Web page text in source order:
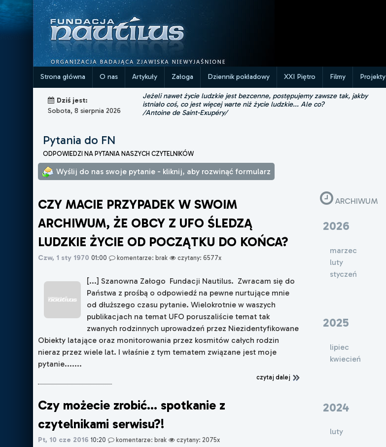
Strona główna O nas Artykuły Załoga Dziennik pokładowy XXI Piętro Filmy Projekty
Dziś jest:
Sobota, 8 sierpnia 2026
Jeżeli nawet życie ludzkie jest bezcenne, postępujemy zawsze tak, jakby
istniało coś, co jest więcej warte niż życie ludzkie... Ale co?
/Antoine de Saint-Exupéry/
Pytania do FN
ODPOWIEDZI NA PYTANIA NASZYCH CZYTELNIKÓW
Wyślij do nas swoje pytanie - kliknij, aby rozwinąć formularz
CZY MACIE PRZYPADEK W SWOIM
ARCHIWUM, ŻE OBCY Z UFO ŚLEDZĄ
LUDZKIE ŻYCIE OD POCZĄTKU DO KOŃCA?
Czw, 1 sty 1970 01:00 komentarze: brak czytany: 6577x
[...] Szanowna Załogo Fundacji Nautilus. Zwracam się do
Państwa z prośbą o odpowiedź na pewne nurtujące mnie
od dłuższego czasu pytanie. Wielokrotnie w waszych
publikacjach na temat UFO poruszaliście temat tak
zwanych rodzinnych uprowadzeń przez Niezidentyfikowane
Obiekty latające oraz monitorowania przez kosmitów całych rodzin
nieraz przez wiele lat. I właśnie z tym tematem związane jest moje
pytanie.......
czytaj dalej
Czy możecie zrobić... spotkanie z
czytelnikami serwisu?!
Pt, 10 cze 2016 10:20 komentarze: brak czytany: 2075x
ARCHIWUM
2026
marzec
luty
styczeń
2025
lipiec
kwiecień
2024
luty